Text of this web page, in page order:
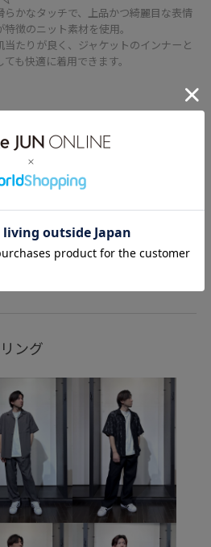
らかなタッチで、上品かつ綺麗目な表情
特徴のニット素材を使用。
当たりが良く、ジャケットのインナーと
ても快適に着用できます。
就活コーデ
式コーデ 卒業式コーデ
日コーデ 入学式コーデ
ップ きれいめコーデ
っと見る
ング